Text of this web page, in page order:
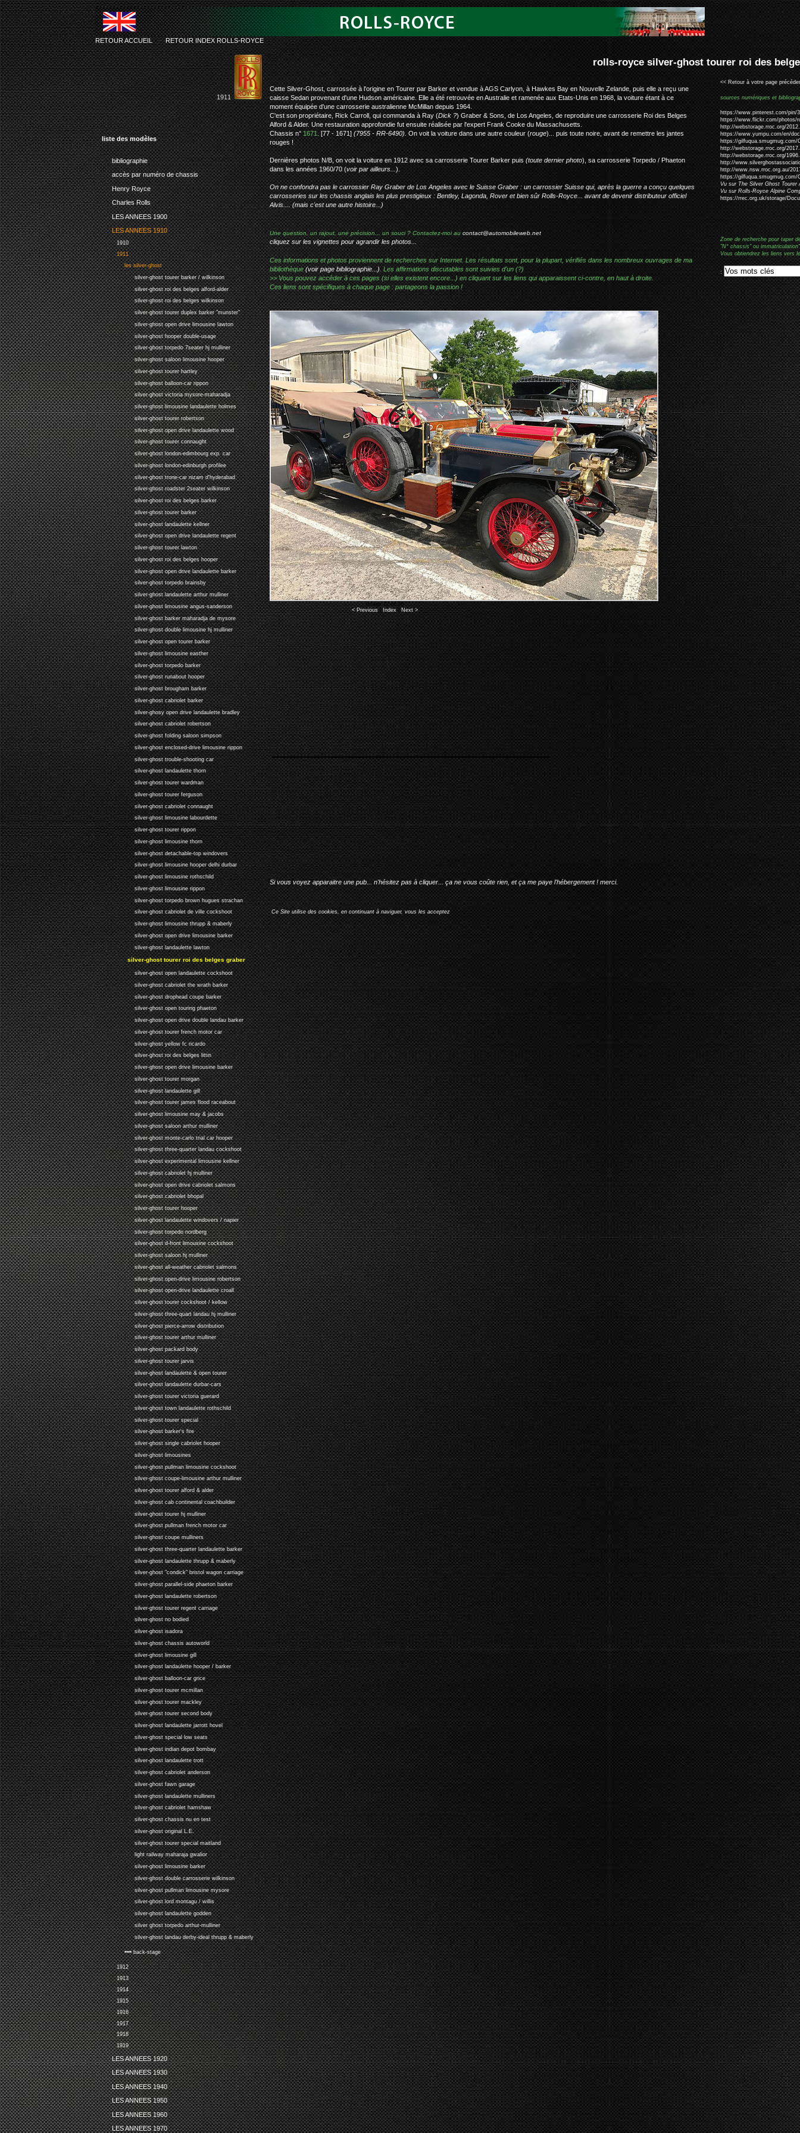
liste des modèles
bibliographie
accès par numéro de chassis
Henry Royce
Charles Rolls
LES ANNEES 1900
LES ANNEES 1910
1910
1911
les silver-ghost
silver-ghost tourer barker / wilkinson
silver-ghost roi des belges alford-alder
silver-ghost roi des belges wilkinson
silver-ghost tourer duplex barker "munster"
silver-ghost open drive limousine lawton
silver-ghost hooper double-usage
silver-ghost torpedo 7seater hj mulliner
silver-ghost saloon limousine hooper
silver-ghost tourer hartley
silver-ghost balloon-car rippon
silver-ghost victoria mysore-maharadja
silver-ghost limousine landaulette holmes
silver-ghost tourer robertson
silver-ghost open drive landaulette wood
silver-ghost tourer connaught
silver-ghost london-edimbourg exp. car
silver-ghost london-edinburgh profilee
silver-ghost trone-car nizam d'hyderabad
silver-ghost roadster 2seater wilkinson
silver-ghost roi des belges barker
silver-ghost tourer barker
silver-ghost landaulette kellner
silver-ghost open drive landaulette regent
silver-ghost tourer lawton
silver-ghost roi des belges hooper
silver-ghost open drive landaulette barker
silver-ghost torpedo brainsby
silver-ghost landaulette arthur mulliner
silver-ghost limousine angus-sanderson
silver-ghost barker maharadja de mysore
silver-ghost double limousine hj mulliner
silver-ghost open tourer barker
silver-ghost limousine easther
silver-ghost torpedo barker
silver-ghost runabout hooper
silver-ghost brougham barker
silver-ghost cabriolet barker
silver-ghosy open drive landaulette bradley
silver-ghost cabriolet robertson
silver-ghost folding saloon simpson
silver-ghost enclosed-drive limousine rippon
silver-ghost trouble-shooting car
silver-ghost landaulette thorn
silver-ghost tourer wardman
silver-ghost tourer ferguson
silver-ghost cabriolet connaught
silver-ghost limousine labourdette
silver-ghost tourer rippon
silver-ghost limousine thorn
silver-ghost detachable-top windovers
silver-ghost limousine hooper delhi durbar
silver-ghost limousine rothschild
silver-ghost limousine rippon
silver-ghost torpedo brown hugues strachan
silver-ghost cabriolet de ville cockshoot
silver-ghost limousine thrupp & maberly
silver-ghost open drive limousine barker
silver-ghost landaulette lawton
silver-ghost tourer roi des belges graber
silver-ghost open landaulette cockshoot
silver-ghost cabriolet the wrath barker
silver-ghost drophead coupe barker
silver-ghost open touring phaeton
silver-ghost open drive double landau barker
silver-ghost tourer french motor car
silver-ghost yellow fc ricardo
silver-ghost roi des belges littin
silver-ghost open drive limousine barker
silver-ghost tourer morgan
silver-ghost landaulette gill
silver-ghost tourer james flood raceabout
silver-ghost limousine may & jacobs
silver-ghost saloon arthur mulliner
silver-ghost monte-carlo trial car hooper
silver-ghost three-quarter landau cockshoot
silver-ghost experimental limousine kellner
silver-ghost cabriolet hj mulliner
silver-ghost open drive cabriolet salmons
silver-ghost cabriolet bhopal
silver-ghost tourer hooper
silver-ghost landaulette windovers / napier
silver-ghost torpedo nordberg
silver-ghost d-front limousine cockshoot
silver-ghost saloon hj mulliner
silver-ghost all-weather cabriolet salmons
silver-ghost open-drive limousine robertson
silver-ghost open-drive landaulette croall
silver-ghost tourer cockshoot / kellow
silver-ghost three-quart landau hj mulliner
silver-ghost pierce-arrow distribution
silver-ghost tourer arthur mulliner
silver-ghost packard body
silver-ghost tourer jarvis
silver-ghost landaulette & open tourer
silver-ghost landaulette durbar-cars
silver-ghost tourer victoria guerard
silver-ghost town landaulette rothschild
silver-ghost tourer special
silver-ghost barker's fire
silver-ghost single cabriolet hooper
silver-ghost limousines
silver-ghost pullman limousine cockshoot
silver-ghost coupe-limousine arthur mulliner
silver-ghost tourer alford & alder
silver-ghost cab continental coachbuilder
silver-ghost tourer hj mulliner
silver-ghost pullman french motor car
silver-ghost coupe mulliners
silver-ghost three-quarter landaulette barker
silver-ghost landaulette thrupp & maberly
silver-ghost "condick" bristol wagon carriage
silver-ghost parallel-side phaeton barker
silver-ghost landaulette robertson
silver-ghost tourer regent carriage
silver-ghost no bodied
silver-ghost isadora
silver-ghost chassis autoworld
silver-ghost limousine gill
silver-ghost landaulette hooper / barker
silver-ghost balloon-car grice
silver-ghost tourer mcmillan
silver-ghost tourer mackley
silver-ghost tourer second body
silver-ghost landaulette jarrott hovel
silver-ghost special low seats
silver-ghost indian depot bombay
silver-ghost landaulette trott
silver-ghost cabriolet anderson
silver-ghost fawn garage
silver-ghost landaulette mulliners
silver-ghost cabriolet hamshaw
silver-ghost chassis nu en test
silver-ghost original L.E.
silver-ghost tourer special maitland
light railway maharaja gwalior
silver-ghost limousine barker
silver-ghost double carrosserie wilkinson
silver-ghost pullman limousine mysore
silver-ghost lord montagu / willis
silver-ghost landaulette godden
silver ghost torpedo arthur-mulliner
silver-ghost landau derby-ideal thrupp & maberly
•••• back-stage
1912
1913
1914
1915
1916
1917
1918
1919
LES ANNEES 1920
LES ANNEES 1930
LES ANNEES 1940
LES ANNEES 1950
LES ANNEES 1960
LES ANNEES 1970
rolls-royce silver-ghost tourer roi des belges ray graber #1671
RETOUR ACCUEIL-RETOUR INDEX ROLLS-ROYCE
1911
Cette Silver-Ghost, carrossée à l'origine en Tourer par Barker et vendue à AGS Carlyon, à Hawkes Bay en Nouvelle Zelande, puis elle a reçu une
caisse Sedan provenant d'une Hudson américaine. Elle a été retrouvée en Australie et ramenée aux Etats-Unis en 1968, la voiture étant à ce
moment équipée d'une carrosserie australienne McMillan depuis 1964.
C'est son propriétaire, Rick Carroll, qui commanda à Ray (Dick ?) Graber & Sons, de Los Angeles, de reproduire une carrosserie Roi des Belges
Alford & Alder. Une restauration approfondie fut ensuite réalisée par l'expert Frank Cooke du Massachusetts.
Chassis n°1671. [77 - 1671](7955 - RR-6490).On voit la voiture dans une autre couleur (rouge)... puis toute noire, avant de remettre les jantes
rouges !
Dernières photos N/B, on voit la voiture en 1912 avec sa carrosserie Tourer Barker puis(toute dernier photo), sa carrosserie Torpedo / Phaeton
dans les années 1960/70 (voir par ailleurs...).
On ne confondra pas le carrossier Ray Graber de Los Angeles avec le Suisse Graber : un carrossier Suisse qui, après la guerre a conçu quelques
carrosseries sur les chassis anglais les plus prestigieux : Bentley, Lagonda, Rover et bien sûr Rolls-Royce... avant de devenir distributeur officiel
Alvis.... (mais c'est une autre histoire...)
Une question, un rajout, une précision... un souci ? Contactez-moi aucontact@automobileweb.net
cliquez sur les vignettes pour agrandir les photos...
Ces informations et photos proviennent de recherches sur Internet. Les résultats sont, pour la plupart, vérifiés dans les nombreux ouvrages de ma
bibliothèque(voir page bibliographie...). Les affirmations discutables sont suivies d'un (?)
>> Vous pouvez accéder à ces pages (si elles existent encore...) en cliquant sur les liens qui apparaissent ci-contre, en haut à droite.
Ces liens sont spécifiques à chaque page : partageons la passion !
Image 12 of 26
< Previous| Index |Next >
Si vous voyez apparaitre une pub... n'hésitez pas à cliquer... ça ne vous coûte rien, et ça me paye l'hébergement ! merci.
Ce Site utilise des cookies, en continuant à naviguer, vous les acceptez
<< Retour à votre page
sources numériques et
https://www.pinterest.com/pin/
https://www.flickr.com/photos/
http://webstorage.rroc.org/
https://www.yumpu.com/en/
https://gilfuqua.smugmug.com/
http://webstorage.rroc.org/
http://webstorage.rroc.org/
http://
http://www.nsw.rroc.org.au/
https://gilfuqua.smugmug.com/
Vu sur The Silver Ghost Tourer
Vu sur Rolls-Royce Alpine
https://rrec.org.uk/storage/
Zone de recherche pour taper
"N° chassis" ou
Vous obtiendrez les liens vers
: